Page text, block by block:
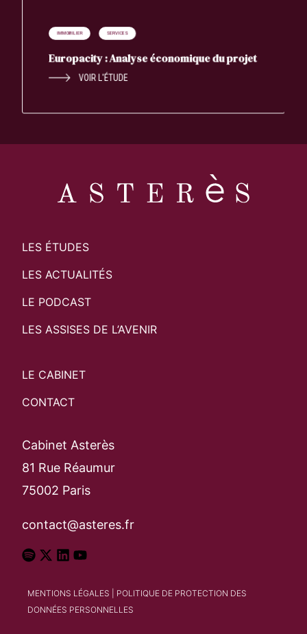
IMMOBILIER SERVICES
Europacity : Analyse économique du projet
VOIR L'ÉTUDE
LES ÉTUDES
LES ACTUALITÉS
LE PODCAST
LES ASSISES DE L’AVENIR
LE CABINET
CONTACT
Cabinet Asterès
81 Rue Réaumur
75002 Paris
contact@asteres.fr
MENTIONS LÉGALES
POLITIQUE DE PROTECTION DES
DONNÉES PERSONNELLES